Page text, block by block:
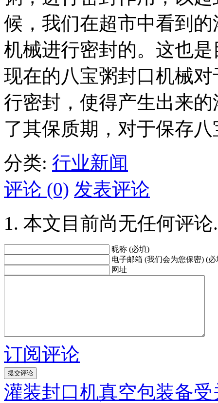
候，我们在超市中看到
机械进行密封的。这也
现在的八宝粥封口机械
行密封，使得产生出来
了其保质期，对于保存
分类: 行业新闻
评论 (0) 发表评论
本文目前尚无任何评论.
昵称 (必填)
电子邮箱 (我们会为您保密) (必
网址
订阅评论
灌装封口机真空包装备